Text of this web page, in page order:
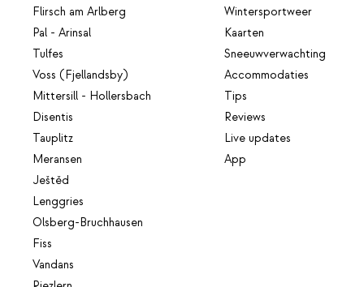
Flirsch am Arlberg
Pal - Arinsal
Tulfes
Voss (Fjellandsby)
Mittersill - Hollersbach
Disentis
Tauplitz
Meransen
Ještěd
Lenggries
Olsberg-Bruchhausen
Fiss
Vandans
Wintersportweer
Kaarten
Sneeuwverwachting
Accommodaties
Tips
Reviews
Live updates
App